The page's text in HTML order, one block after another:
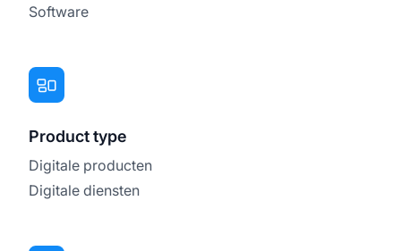
Software
Product type
Digitale producten
Digitale diensten